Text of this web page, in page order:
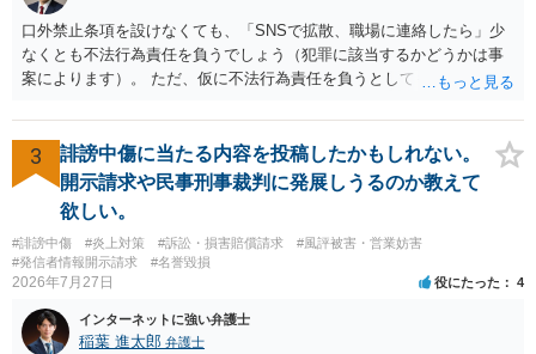
口外禁止条項を設けなくても、「SNSで拡散、職場に連絡したら」少
なくとも不法行為責任を負うでしょう（犯罪に該当するかどうかは事
案によります）。 ただ、仮に不法行為責任を負うとしても、違約金を
（日本の裁判所が認定する慰謝料は、到底被害感情を満足させられる
ような金額ではありません）。そのため、口外禁止条項とともに口外
した場合の違約金（100～200万円程度）を定めることには、大きな意
味と抑止力があります。 逆に、口外禁止条項を設けると、正当な理由
がある場合を除いて第三者へ情報開示ができなくなります。そのた
め、口外禁止条項によって自らを縛られてしまうと困るようなケース
（例えば弁護団事件でマスコミ等へ公表する必要があるケース等）で
は、口外禁止の範囲を特定・限定する等の工夫をすることがあります
が、個人間の紛争で、合意後もみだりに紛争情報を口外することそれ
自体が異常事態であって、相手方への抑止効果として口外禁止条項を
3
誹謗中傷に当たる内容を投稿したかもしれない。
開示請求や民事刑事裁判に発展しうるのか教えて
欲しい。
#誹謗中傷 #炎上対策 #訴訟・損害賠償請求
#風評被害・営業妨害
#発信者情報開示請求
#名誉毀損
2026年7月27日 役にたった 4
インターネットに強い弁護士
稲葉 進太郎 弁護士